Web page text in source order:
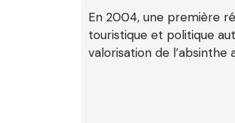
En 2004, une première
touristique et politique
valorisation de l’absinthe